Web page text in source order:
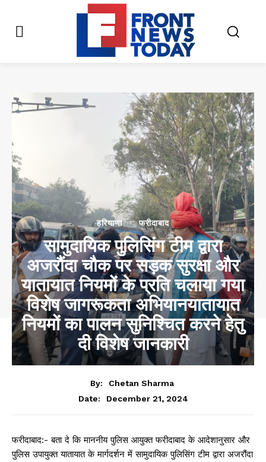
हरियाणा फरीदाबाद
सामुदायिक पुलिसिंग टीम द्वारा
अजरौंदा चौक पर सड़क सुरक्षा और
यातायात नियमों के प्रति चलाया गया
विशेष जागरूकता अभियानयातायात
नियमों का पालन सुनिश्चित करने हेतु
दी विशेष जानकारी
By:
Chetan Sharma
Date:
December 21, 2024
फरीदाबाद:- बता दे कि माननीय पुलिस आयुक्त फरीदाबाद के आदेशानुसार और
पुलिस उपायुक्त यातायात के मार्गदर्शन में सामुदायिक पुलिसिंग टीम द्वारा अजरौंदा